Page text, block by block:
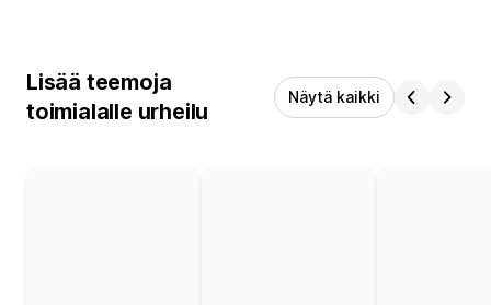
Lisää teemoja
toimialalle urheilu
Näytä kaikki